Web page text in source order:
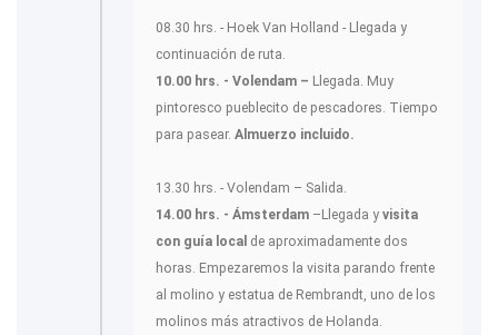
08.30 hrs. - Hoek Van Holland - Llegada y
continuación de ruta.
10.00 hrs. - Volendam – Llegada. Muy
pintoresco pueblecito de pescadores. Tiempo
para pasear. Almuerzo incluido.
13.30 hrs. - Volendam – Salida.
14.00 hrs. - Ámsterdam –Llegada y visita
con guía local de aproximadamente dos
horas. Empezaremos la visita parando frente
al molino y estatua de Rembrandt, uno de los
molinos más atractivos de Holanda.